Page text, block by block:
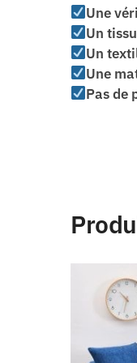
Une
Un
Un
Une
Pas de